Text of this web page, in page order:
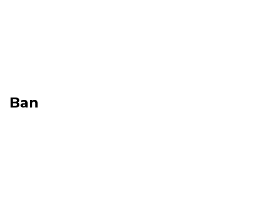
Ban